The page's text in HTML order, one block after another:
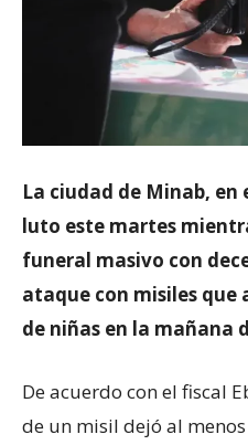
La ciudad de Minab, en
luto este martes
funeral masivo con
ataque con misiles que
de niñas en la mañana
De acuerdo con el fiscal
de un misil dejó al